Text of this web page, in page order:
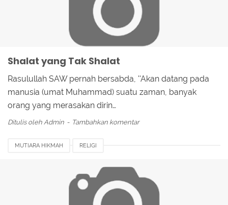
Shalat yang Tak Shalat
Rasulullah SAW pernah bersabda, ''Akan datang pada
manusia (umat Muhammad) suatu zaman, banyak
orang yang merasakan dirin…
Ditulis oleh Admin Tambahkan komentar
MUTIARA HIKMAH RELIGI